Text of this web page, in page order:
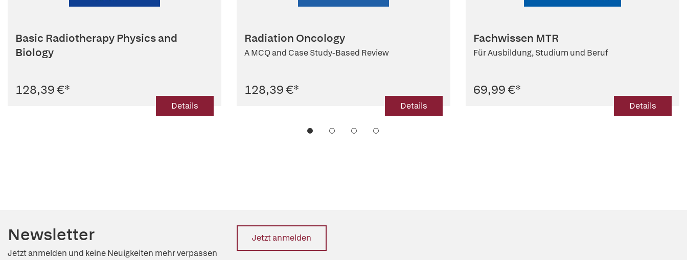
Basic Radiotherapy Physics and
Biology
128,39 €*
Details
Radiation Oncology
A MCQ and Case Study-Based Review
128,39 €*
Details
Fachwissen MTR
Für Ausbildung, Studium und Beruf
69,99 €*
Details
Newsletter
Jetzt anmelden und keine Neuigkeiten mehr verpassen
Jetzt anmelden